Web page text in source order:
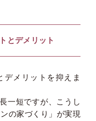
とデメリット
デメリットを抑えま
一短ですが、こうし
の家づくり」が実現